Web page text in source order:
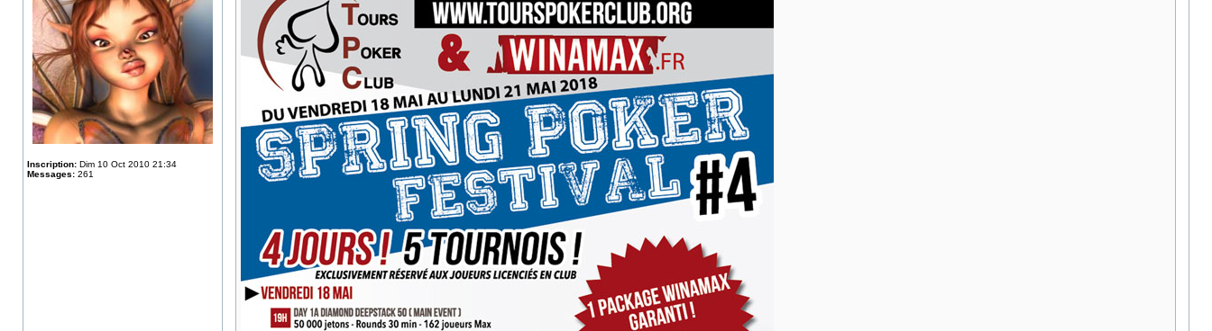
Inscription: Dim 10 Oct 2010 21:34
Messages: 261